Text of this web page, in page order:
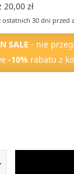
20,00 zł
ostatnich 30 dni przed
SALE - nie
-10% rabatu z